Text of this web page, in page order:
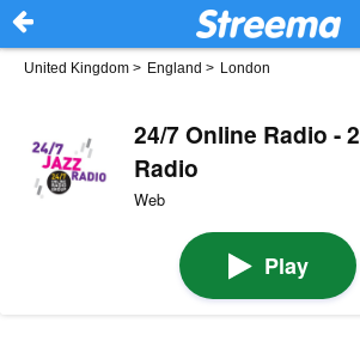
United Kingdom > England > London
24/7 Online Radio -
Radio
Web
Play